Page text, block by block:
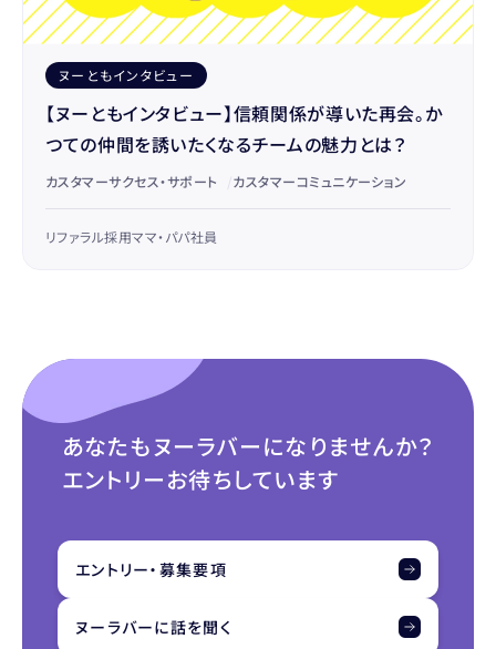
ヌーともインタビュー
【ヌーともインタビュー】信頼関係が導いた再会。か
つての仲間を誘いたくなるチームの魅力とは？
カスタマーサクセス・サポート カスタマーコミュニケーション
リファラル採用ママ・パパ社員
あなたもヌーラバーになりませんか？
エントリーお待ちしています
エントリー・募集要項
ヌーラバーに話を聞く